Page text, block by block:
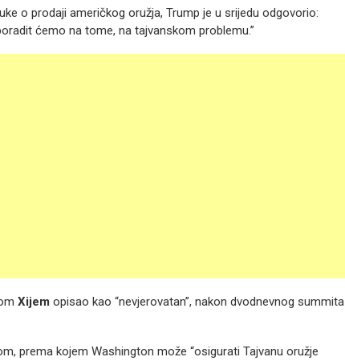
o prodaji američkog oružja, Trump je u srijedu odgovorio:
ćemo na tome, na tajvanskom problemu.”
Xijem opisao kao “nevjerovatan”, nakon dvodnevnog summita
prema kojem Washington može “osigurati Tajvanu oružje